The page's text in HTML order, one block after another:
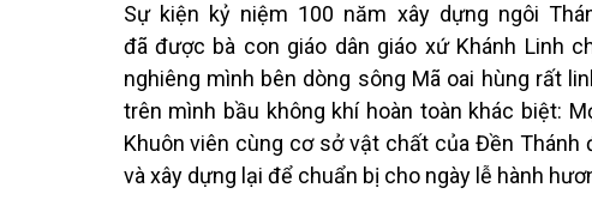
Sự kiện kỷ niệm 100 năm xây dựng ngôi
đã được bà con giáo dân giáo xứ Khánh Linh
nghiêng mình bên dòng sông Mã oai hùng rất
trên mình bầu không khí hoàn toàn khác biệt:
Khuôn viên cùng cơ sở vật chất của Đền
và xây dựng lại để chuẩn bị cho ngày lễ hành